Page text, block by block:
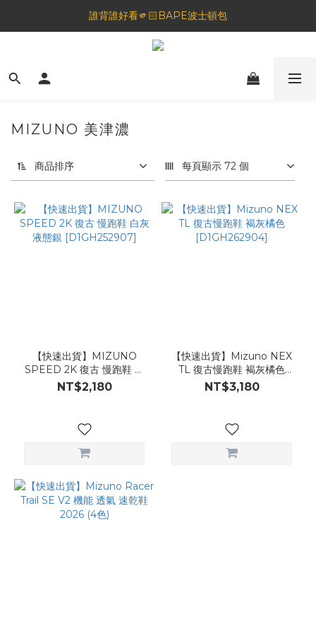
🦟蚊蟲都逃不過！可折疊伸縮電拍⚡️
誰背誰好看🫵🏻BAPE波士頓包
一夜好眠🌙 無印良品 晚安噴霧💤
MIZUNO 美津濃
商品排序 每頁顯示 72 個
【快速出貨】MIZUNO
SPEED 2K 復古 慢跑鞋 白
灰 液態銀 [D1GH252907]
NT$2,180
【快速出貨】Mizuno NEX
TL 復古慢跑鞋 褐灰橘色
[D1GH262904]
NT$3,180